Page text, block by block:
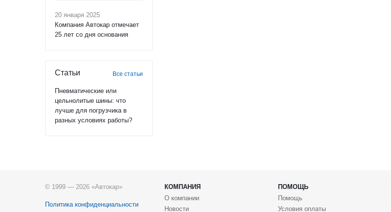
20 января 2025
Компания Автокар отмечает
25 лет со дня основания
Статьи Все статьи
Пневматические или
цельнолитые шины: что
лучше для погрузчика в
разных условиях работы?
© 1999 — 2026 «Автокар»
Политика конфиденциальности
КОМПАНИЯ ПОМОЩЬ
О компании
Новости
Помощь
Условия оплаты